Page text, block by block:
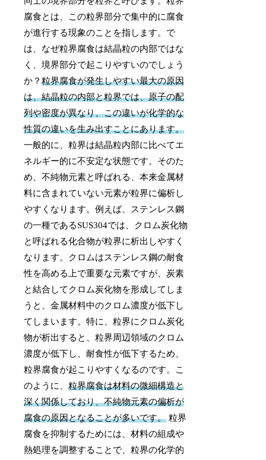
腐食とは、この粒界部分で集中的に腐食
が進行する現象のことを指します。で
は、なぜ粒界腐食は結晶粒の内部ではな
く、境界部分で起こりやすいのでしょう
か？粒界腐食が発生しやすい最大の原因
は、結晶粒の内部と粒界では、原子の配
列や密度が異なり、この違いが化学的な
性質の違いを生み出すことにあります。
一般的に、粒界は結晶粒内部に比べてエ
ネルギー的に不安定な状態です。そのた
め、不純物元素と呼ばれる、本来金属材
料に含まれていない元素が粒界に偏析し
やすくなります。例えば、ステンレス鋼
の一種であるSUS304では、クロム炭化物
と呼ばれる化合物が粒界に析出しやすく
なります。クロムはステンレス鋼の耐食
性を高める上で重要な元素ですが、炭素
と結合してクロム炭化物を形成してしま
うと、金属材料中のクロム濃度が低下し
てしまいます。特に、粒界にクロム炭化
物が析出すると、粒界周辺領域のクロム
濃度が低下し、耐食性が低下するため、
粒界腐食が起こりやすくなるのです。こ
のように、粒界腐食は材料の微細構造と
深く関係しており、不純物元素の偏析が
腐食の原因となることが多いです。 粒界
腐食を抑制するためには、材料の組成や
熱処理を調整することで、粒界の化学的